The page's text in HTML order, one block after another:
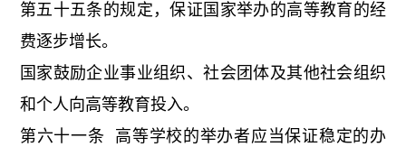
第五十五条的规定，保证国家举办的高等教育的经
费逐步增长。
国家鼓励企业事业组织、社会团体及其他社会组织
和个人向高等教育投入。
第六十一条 高等学校的举办者应当保证稳定的办